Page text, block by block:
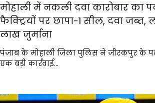
मोहाली में नकली दवा कारोबार का
फैक्ट्रियों पर छापा-1 सील, दवा जब्त,
लाख जुर्माना
पंजाब के मोहाली जिला पुलिस ने जीरकपुर के
एक बड़ी कार्रवाई…